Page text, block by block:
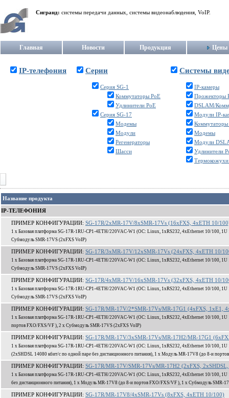
Сигранд: системы передачи данных, системы видеонаблюдения, VoIP.
Главная Новости Продукция Цены
IP-телефония Серии
Серия SG-1
Коммутаторы PoE
Удлинители PoE
Серия SG-17
Модемы
Модули
Регенераторы
Шасси
Системы
IP-камеры
Прожекторы
DSLAM/
Модули IP-
Коммутаторы
Модемы
Модули
Удлинители
Термокожухи
Название продукта
IP-ТЕЛЕФОНИЯ
ПРИМЕР КОНФИГУРАЦИИ: SG-17R/2xMR-17V/8xSMR-17Vs (16xFXS, 4xETH 10/
1 x Базовая платформа SG-17R-1RU-CP1-4ETH/220VAC-W1 (ОС: Linux, 1xRS232, 4xEthernet 10/100,
Субмодуль SMR-17VS (2xFXS VoIP)
ПРИМЕР КОНФИГУРАЦИИ: SG-17R/3xMR-17V/12xSMR-17Vs (24xFXS, 4xETH 10/
1 x Базовая платформа SG-17R-1RU-CP1-4ETH/220VAC-W1 (ОС: Linux, 1xRS232, 4xEthernet 10/100,
Субмодуль SMR-17VS (2xFXS VoIP)
ПРИМЕР КОНФИГУРАЦИИ: SG-17R/4xMR-17V/16xSMR-17Vs (32xFXS, 4xETH 10/
1 x Базовая платформа SG-17R-1RU-CP1-4ETH/220VAC-W1 (ОС: Linux, 1xRS232, 4xEthernet 10/100,
Субмодуль SMR-17VS (2xFXS VoIP)
ПРИМЕР КОНФИГУРАЦИИ: SG-17R/MR-17V/2*SMR-17Vs/MR-17G1 (4xFXS, 1xE1,
1 x Базовая платформа SG-17R-1RU-CP1-4ETH/220VAC-W1 (ОС: Linux, 1xRS232, 4xEthernet 10/100,
портов FXO/FXS/VF ), 2 x Субмодуль SMR-17VS (2xFXS VoIP)
ПРИМЕР КОНФИГУРАЦИИ: SG-17R/MR-17V/3xSMR-17Vs/MR-17H2/MR-17G1
1 x Базовая платформа SG-17R-1RU-CP1-4ETH/220VAC-W1 (ОС: Linux, 1xRS232, 4xEthernet 10/100,
(2xSHDSL 14080 кбит/c по одной паре без дистанционного питания), 1 x Модуль MR-17V8 (до 8-и
ПРИМЕР КОНФИГУРАЦИИ: SG-17R/MR-17V/SMR-17Vs/MR-17H2 (2xFXS,
1 x Базовая платформа SG-17R-1RU-CP1-4ETH/220VAC-W1 (ОС: Linux, 1xRS232, 4xEthernet 10/100,
без дистанционного питания), 1 x Модуль MR-17V8 (до 8-и портов FXO/FXS/VF ), 1 x Субмодуль SMR-
ПРИМЕР КОНФИГУРАЦИИ: SG-17R/MR-17V8/4xSMR-17Vs (8xFXS, 4xETH 10/100)